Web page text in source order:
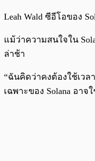
พร้อมเล่น
Leah Wald ซีอีโอของ
แม้ว่าความสนใจใน
ล่าช้า
“ฉันคิดว่าคงต้องใช้เว
เฉพาะของ Solana อา